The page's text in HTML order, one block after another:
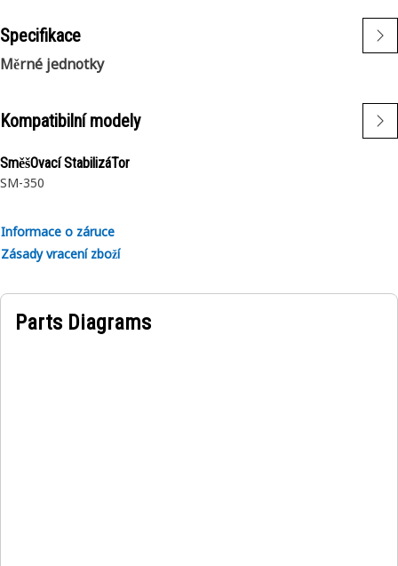
Specifikace
Měrné jednotky
Kompatibilní modely
SměšOvací StabilizáTor
SM-350
Informace o záruce
Zásady vracení zboží
Parts Diagrams